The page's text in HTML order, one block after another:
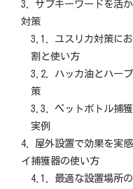
サブキーワードを活
対策
ユスリカ対策に
割と使い方
ハッカ油とハー
策
ペットボトル捕
実例
屋外設置で効果を実
イ捕獲器の使い方
最適な設置場所